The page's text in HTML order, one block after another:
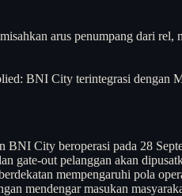
arus penumpang dari
BNI City terintegrasi dengan
City beroperasi pada 28
gate-out pelanggan akan
mempengaruhi pola
mendengar masukan